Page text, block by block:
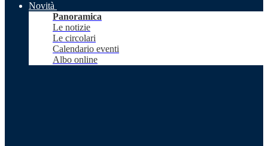
Novità
Panoramica
Le notizie
Le circolari
Calendario eventi
Albo online